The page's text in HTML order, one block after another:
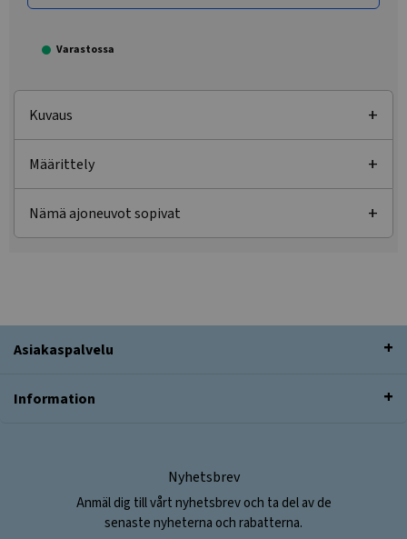
Varastossa
Kuvaus
Määrittely
Nämä ajoneuvot sopivat
Asiakaspalvelu
Information
Nyhetsbrev
Anmäl dig till vårt nyhetsbrev och ta del av de
senaste nyheterna och rabatterna.